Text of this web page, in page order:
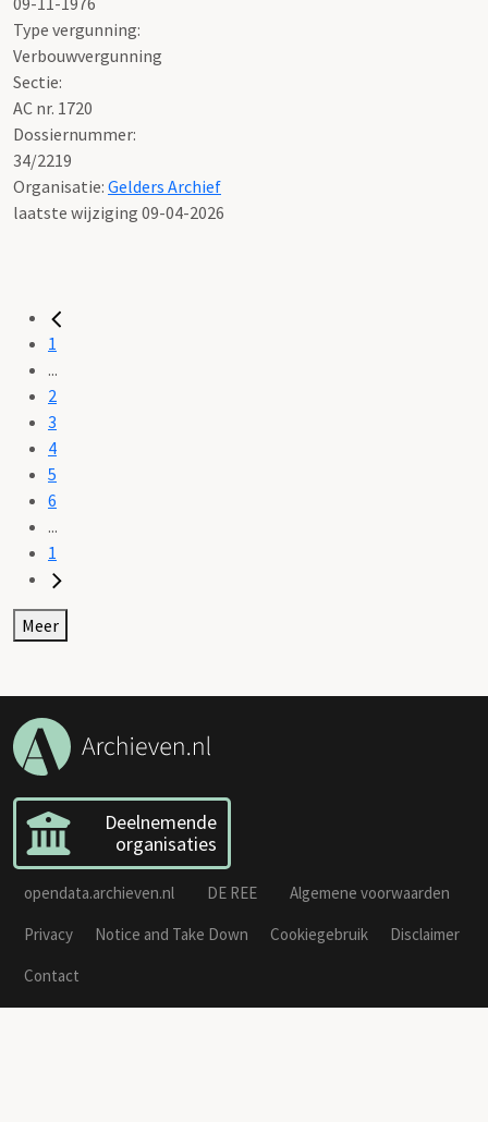
Type vergunning:
Verbouwvergunning
Sectie:
AC nr. 1720
Dossiernummer:
34/2219
Organisatie: Gelders Archief
laatste wijziging 09-04-2026
1
...
2
3
4
5
6
...
1
Meer
Deelnemende
organisaties
opendata.archieven.nl DE REE
Algemene voorwaarden
Privacy
Notice and Take Down Cookiegebruik
Disclaimer
Contact